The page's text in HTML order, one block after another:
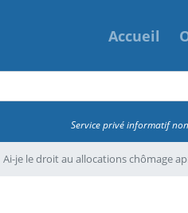
Accueil
Service privé informatif
Ai-je le droit au allocations chômage